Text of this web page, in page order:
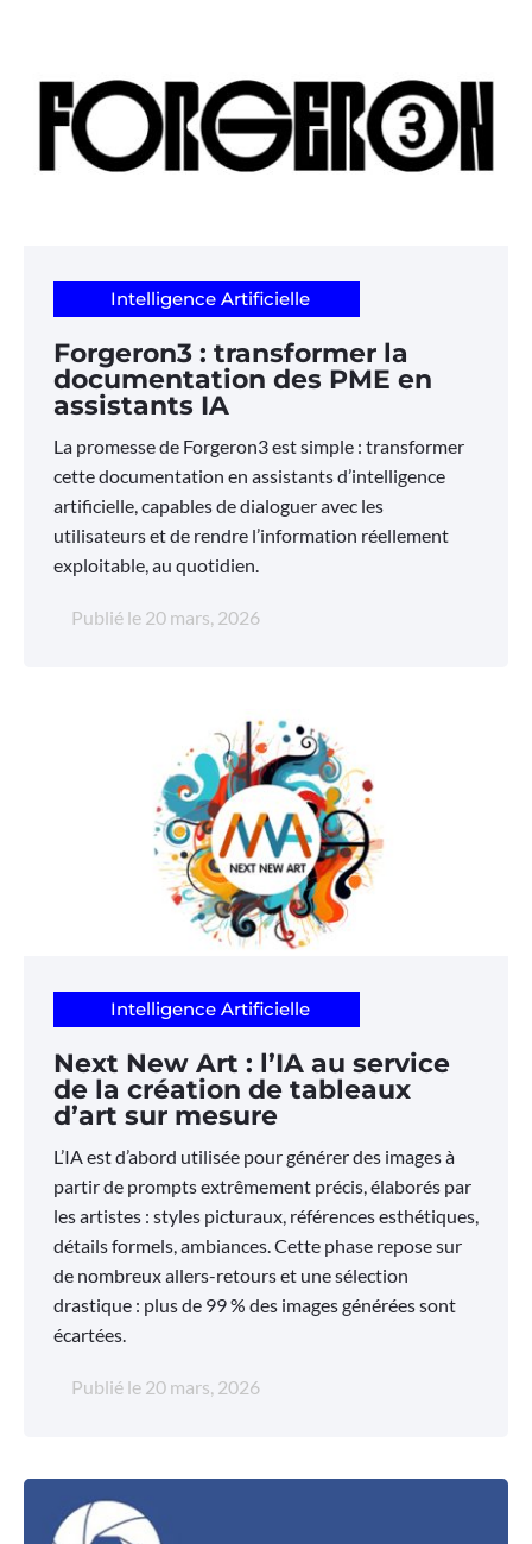
Intelligence Artificielle
Forgeron3 : transformer la
documentation des PME en
assistants IA
La promesse de Forgeron3 est simple : transformer
cette documentation en assistants d’intelligence
artificielle, capables de dialoguer avec les
utilisateurs et de rendre l’information réellement
exploitable, au quotidien.
Publié le 20 mars, 2026
Intelligence Artificielle
Next New Art : l’IA au service
de la création de tableaux
d’art sur mesure
L’IA est d’abord utilisée pour générer des images à
partir de prompts extrêmement précis, élaborés par
les artistes : styles picturaux, références esthétiques,
détails formels, ambiances. Cette phase repose sur
de nombreux allers-retours et une sélection
drastique : plus de 99 % des images générées sont
écartées.
Publié le 20 mars, 2026